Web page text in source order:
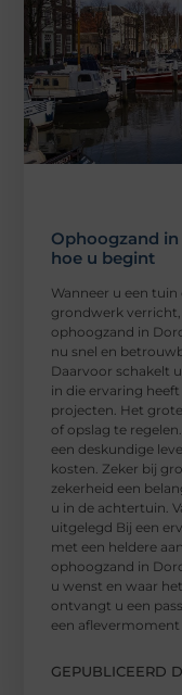
Ophoogzand
hoe u begint
Wanneer u een
grondwerk
ophoogzand in
nu snel en
Daarvoor schakelt
in die ervaring
projecten. Het
of opslag te
een deskundige
kosten. Zeker bij
zekerheid een
u in de achtertuin.
uitgelegd Bij een
met een heldere
ophoogzand in
u wenst en waar
ontvangt u een
een
GEPUBLICEERD